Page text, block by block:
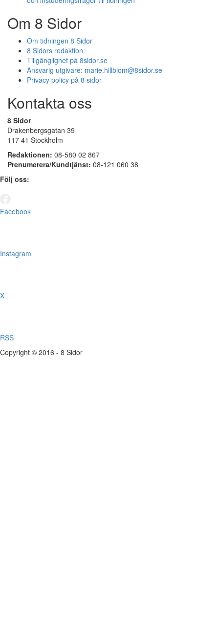
Om 8 Sidor
Om tidningen 8 Sidor
8 Sidors redaktion
Tillgänglighet på 8sidor.se
Ansvarig utgivare: marie.hillblom@8sidor.se
Privacy policy på 8 sidor
Kontakta oss
8 Sidor
Drakenbergsgatan 39
117 41 Stockholm
Redaktionen: 08-580 02 867
Prenumerera/Kundtjänst: 08-121 060 38
Följ oss:
Facebook
Instagram
X
RSS
Copyright © 2016 - 8 Sidor